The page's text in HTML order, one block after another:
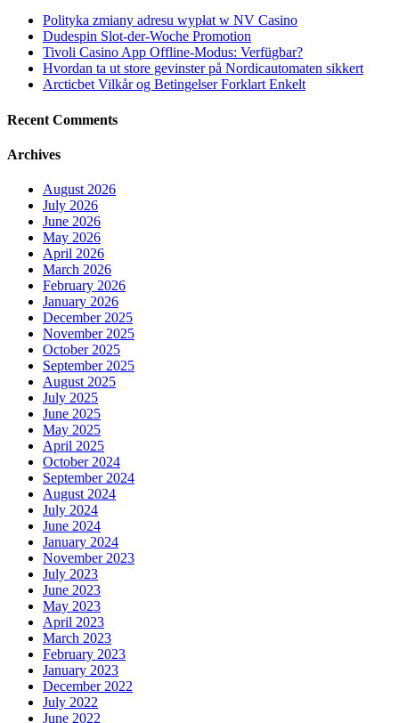
Polityka zmiany adresu wypłat w NV Casino
Dudespin Slot-der-Woche Promotion
Tivoli Casino App Offline-Modus: Verfügbar?
Hvordan ta ut store gevinster på Nordicautomaten sikkert
Arcticbet Vilkår og Betingelser Forklart Enkelt
Recent Comments
Archives
August 2026
July 2026
June 2026
May 2026
April 2026
March 2026
February 2026
January 2026
December 2025
November 2025
October 2025
September 2025
August 2025
July 2025
June 2025
May 2025
April 2025
October 2024
September 2024
August 2024
July 2024
June 2024
January 2024
November 2023
July 2023
June 2023
May 2023
April 2023
March 2023
February 2023
January 2023
December 2022
July 2022
June 2022